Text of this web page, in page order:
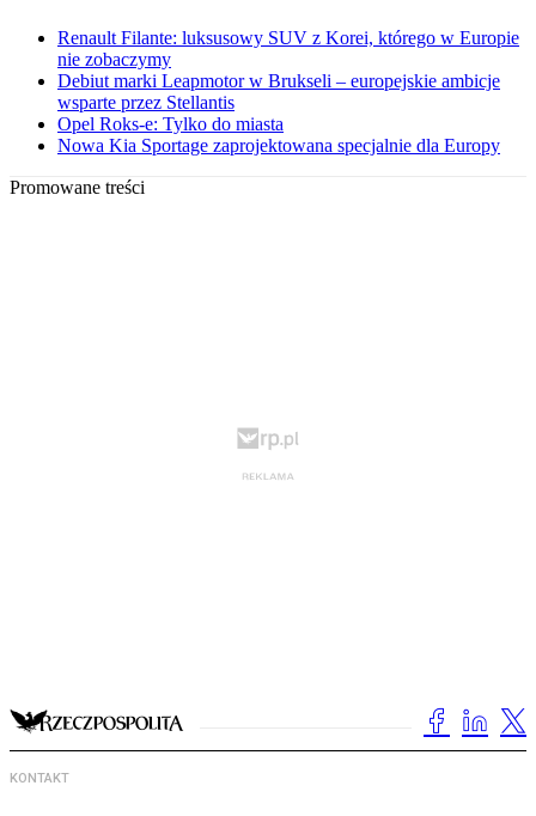
Renault Filante: luksusowy SUV z Korei, którego w Europie
nie zobaczymy
Debiut marki Leapmotor w Brukseli – europejskie ambicje
wsparte przez Stellantis
Opel Roks-e: Tylko do miasta
Nowa Kia Sportage zaprojektowana specjalnie dla Europy
Promowane treści
KONTAKT